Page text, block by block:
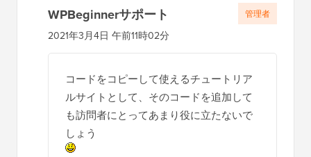
WPBeginnerサポート
2021年3月4日 午前11時02分
コードをコピーして使えるチュートリア
ルサイトとして、そのコードを追加して
も訪問者にとってあまり役に立たないで
しょう
管理者